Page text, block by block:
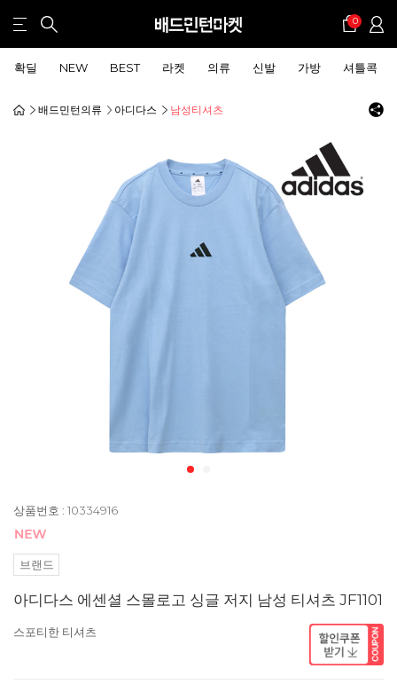
0
확딜 NEW BEST 라켓 의류 신발 가방 셔틀콕
배드민턴의류 아디다스 남성티셔츠
상품번호 : 10334916
브랜드
아디다스 에센셜 스몰로고 싱글 저지 남성 티셔츠 JF1101
스포티한 티셔츠